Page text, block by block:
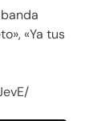
«Ya tus